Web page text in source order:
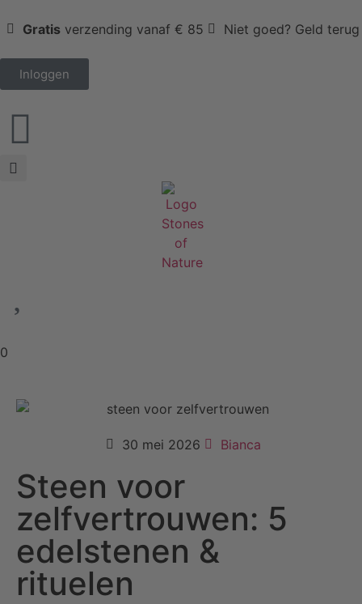
Gratis verzending vanaf € 85 Niet goed? Geld terug
Inloggen
0
30 mei 2026 Bianca
Steen voor
zelfvertrouwen: 5
edelstenen &
rituelen